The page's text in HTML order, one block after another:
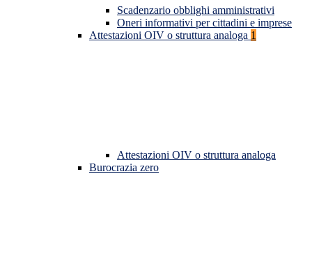
Scadenzario obblighi amministrativi
Oneri informativi per cittadini e imprese
Attestazioni OIV o struttura analoga 1
Attestazioni OIV o struttura analoga
Burocrazia zero